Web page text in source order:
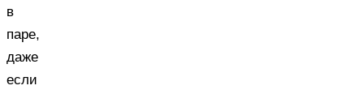
в
паре,
даже
если